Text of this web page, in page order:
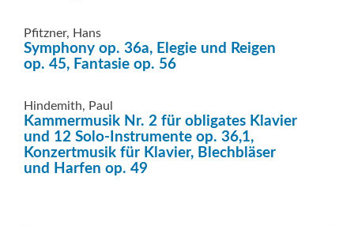
Pfitzner, Hans
Symphony op. 36a, Elegie und Reigen
op. 45, Fantasie op. 56
Hindemith, Paul
Kammermusik Nr. 2 für obligates Klavier
und 12 Solo-Instrumente op. 36,1,
Konzertmusik für Klavier, Blechbläser
und Harfen op. 49